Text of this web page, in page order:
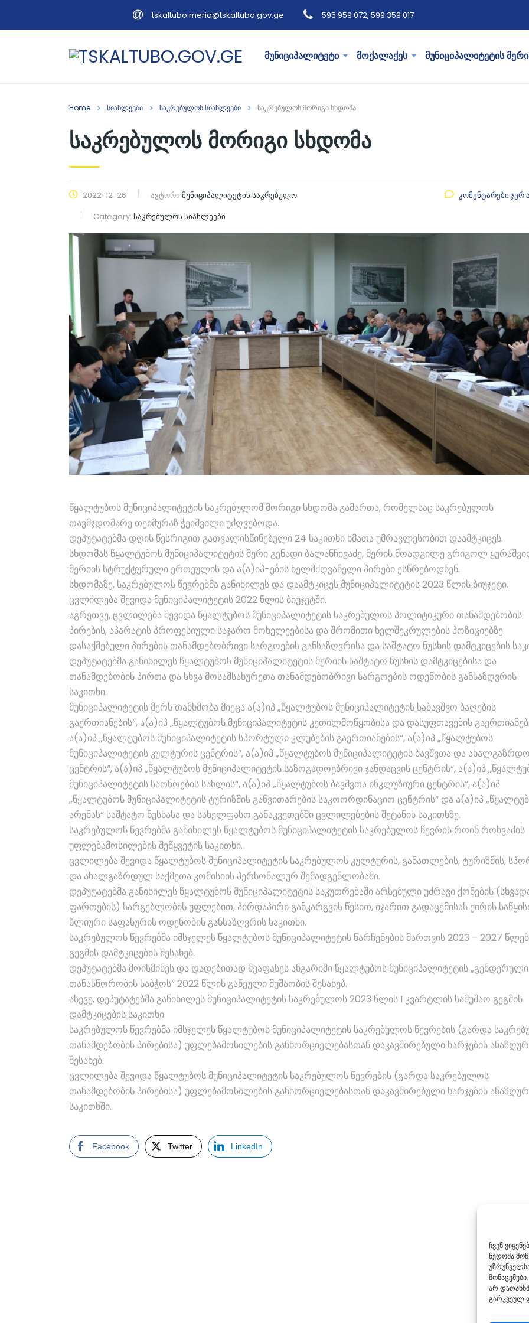
ჩვენ
წვდომა
არ
გარკვეულ
tskaltubo.meria@tskaltubo.gov.ge 595 959 072, 599 359 017
მუნიციპალიტეტი მოქალაქეს მუნიციპალიტეტის
Home სიახლეები საკრებულოს სიახლეები საკრებულოს მორიგი სხდომა
საკრებულოს მორიგი სხდომა
2022-12-26 ავტორი მუნიციპალიტეტის საკრებულო
Category: საკრებულოს სიახლეები
კომენტარები ჯერ
წყალტუბოს მუნიციპალიტეტის საკრებულომ მორიგი სხდომა გამართა, რომელსაც საკრებულოს
თავმჯდომარე თეიმურაზ ჭეიშვილი უძღვებოდა.
დეპუტატებმა დღის წესრიგით გათვალისწინებული 24 საკითხი ხმათა უმრავლესობით დაამტკიცეს.
სხდომას წყალტუბოს მუნიციპალიტეტის მერი გენადი ბალანჩივაძე, მერის მოადგილე გრიგოლ
მერიის სტრუქტურული ერთეულის და ა(ა)იპ-ების ხელმძღვანელი პირები ესწრებოდნენ.
სხდომაზე, საკრებულოს წევრებმა განიხილეს და დაამტკიცეს მუნიციპალიტეტის 2023 წლის ბიუჯეტი.
ცვლილება შევიდა მუნიციპალიტეტის 2022 წლის ბიუჯეტში.
აგრეთვე, ცვლილება შევიდა წყალტუბოს მუნიციპალიტეტის საკრებულოს პოლიტიკური თანამდებობის
პირების, აპარატის პროფესიული საჯარო მოხელეებისა და შრომითი ხელშეკრულების პოზიციებზე
დასაქმებული პირების თანამდებობრივი სარგოების განსაზღვრისა და საშტატო ნუსხის დამტკიცების
დეპუტატებმა განიხილეს წყალტუბოს მუნიციპალიტეტის მერიის საშტატო ნუსხის დამტკიცებისა და
თანამდებობის პირთა და სხვა მოსამსახურეთა თანამდებობრივი სარგოების ოდენობის განსაზღვრის
საკითხი.
მუნიციპალიტეტის მერს თანხმობა მიეცა ა(ა)იპ „წყალტუბოს მუნიციპალიტეტის საბავშვო ბაღების
გაერთიანების“, ა(ა)იპ „წყალტუბოს მუნიციპალიტეტის კეთილმოწყობისა და დასუფთავების
ა(ა)იპ „წყალტუბოს მუნიციპალიტეტის სპორტული კლუბების გაერთიანების“, ა(ა)იპ „წყალტუბოს
მუნიციპალიტეტის კულტურის ცენტრის“, ა(ა)იპ „წყალტუბოს მუნიციპალიტეტის ბავშვთა და
ცენტრის“, ა(ა)იპ „წყალტუბოს მუნიციპალიტეტის საზოგადოებრივი ჯანდაცვის ცენტრის“, ა(ა)იპ
მუნიციპალიტეტის სათნოების სახლის“, ა(ა)იპ „წყალტუბოს ბავშვთა ინკლუზიური ცენტრის“, ა(ა)იპ
„წყალტუბოს მუნიციპალიტეტის ტურიზმის განვითარების საკოორდინაციო ცენტრის“ და ა(ა)იპ
არენას“ საშტატო ნუსხასა და სახელფასო განაკვეთებში ცვლილებების შეტანის საკითხზე.
საკრებულოს წევრებმა განიხილეს წყალტუბოს მუნიციპალიტეტის საკრებულოს წევრის როინ როხვაძის
უფლებამოსილების შეწყვეტის საკითხი.
ცვლილება შევიდა წყალტუბოს მუნიციპალიტეტის საკრებულოს კულტურის, განათლების, ტურიზმის,
და ახალგაზრდულ საქმეთა კომისიის პერსონალურ შემადგენლობაში.
დეპუტატებმა განიხილეს წყალტუბოს მუნიციპალიტეტის საკუთრებაში არსებული უძრავი ქონების
ფართების) სარგებლობის უფლებით, პირდაპირი განკარგვის წესით, იჯარით გადაცემისას ქირის
წლიური საფასურის ოდენობის განსაზღვრის საკითხი.
საკრებულოს წევრებმა იმსჯელეს წყალტუბოს მუნიციპალიტეტის ნარჩენების მართვის 2023 – 2027
გეგმის დამტკიცების შესახებ.
დეპუტატებმა მოისმინეს და დადებითად შეაფასეს ანგარიში წყალტუბოს მუნიციპალიტეტის „გენდერული
თანასწორობის საბჭოს“ 2022 წლის გაწეული მუშაობის შესახებ.
ასევე, დეპუტატებმა განიხილეს მუნიციპალიტეტის საკრებულოს 2023 წლის I კვარტლის სამუშაო გეგმის
დამტკიცების საკითხი.
საკრებულოს წევრებმა იმსჯელეს წყალტუბოს მუნიციპალიტეტის საკრებულოს წევრების (გარდა
თანამდებობის პირებისა) უფლებამოსილების განხორციელებასთან დაკავშირებული ხარჯების
შესახებ.
ცვლილება შევიდა წყალტუბოს მუნიციპალიტეტის საკრებულოს წევრების (გარდა საკრებულოს
თანამდებობის პირებისა) უფლებამოსილების განხორციელებასთან დაკავშირებული ხარჯების
საკითხში.
Facebook Twitter LinkedIn